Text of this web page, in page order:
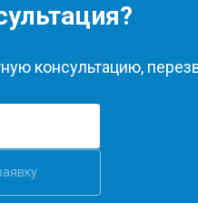
консультацию,